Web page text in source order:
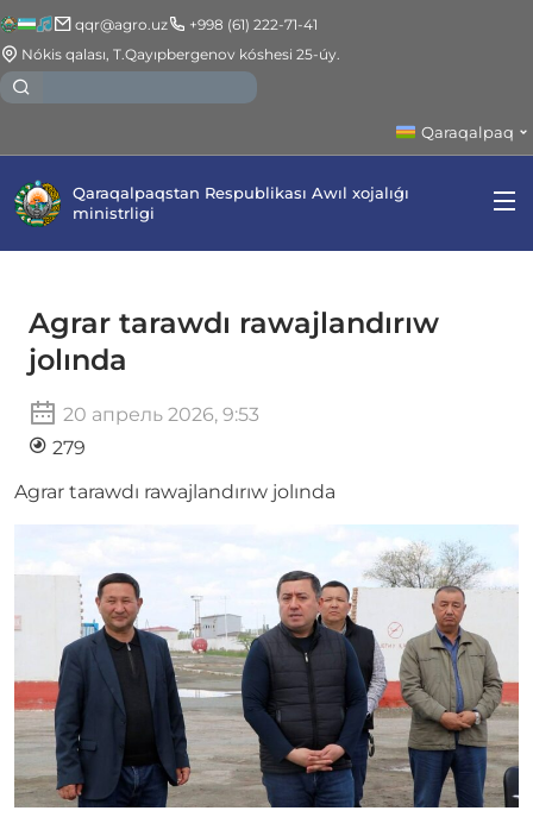
qqr@agro.uz
+998 (61) 222-71-41
Nókis qalası, T.Qayıpbergenov kóshesi 25-úy.
Qaraqalpaq
Qaraqalpaqstan Respublikası Awıl xojalıǵı
ministrligi
Agrar tarawdı rawajlandırıw
jolında
20 апрель 2026, 9:53
279
Agrar tarawdı rawajlandırıw jolında